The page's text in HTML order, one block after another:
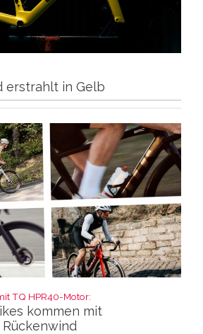
erstrahlt in Gelb
TQ HPR40-Motor:
kommen mit